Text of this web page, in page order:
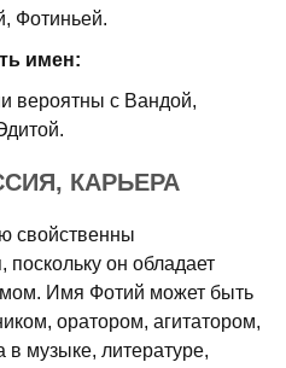
Фотиньей.
имен:
вероятны с Вандой,
КАРЬЕРА
свойственны
поскольку он обладает
Имя Фотий может быть
оратором, агитатором,
в музыке, литературе,